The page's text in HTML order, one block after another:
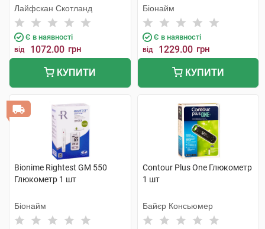
Лайфскан Скотланд
Є в наявності
від 1072.00 грн
КУПИТИ
Біонайм
Є в наявності
від 1229.00 грн
КУПИТИ
Bionime Rightest GM 550
Глюкометр 1 шт
Біонайм
Contour Plus One Глюкометр
1 шт
Байєр Консьюмер